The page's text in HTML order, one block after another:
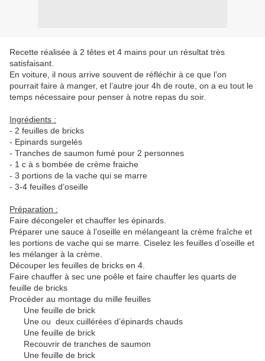
Recette réalisée à 2 têtes et 4 mains pour un résultat très
satisfaisant.
En voiture, il nous arrive souvent de réfléchir à ce que l’on
pourrait faire à manger, et l’autre jour 4h de route, on a eu tout le
temps nécessaire pour penser à notre repas du soir.
Ingrédients :
- 2 feuilles de bricks
- Epinards surgelés
- Tranches de saumon fumé pour 2 personnes
- 1 c à s bombée de crème fraiche
- 3 portions de la vache qui se marre
- 3-4 feuilles d’oseille
Préparation :
Faire décongeler et chauffer les épinards.
Préparer une sauce à l’oseille en mélangeant la crème fraîche et
les portions de vache qui se marre. Ciselez les feuilles d’oseille et
les mélanger à la crème.
Découper les feuilles de bricks en 4.
Faire chauffer à sec une poêle et faire chauffer les quarts de
feuille de bricks
Procéder au montage du mille feuilles
Une feuille de brick
Une ou deux cuillérées d’épinards chauds
Une feuille de brick
Recouvrir de tranches de saumon
Une feuille de brick